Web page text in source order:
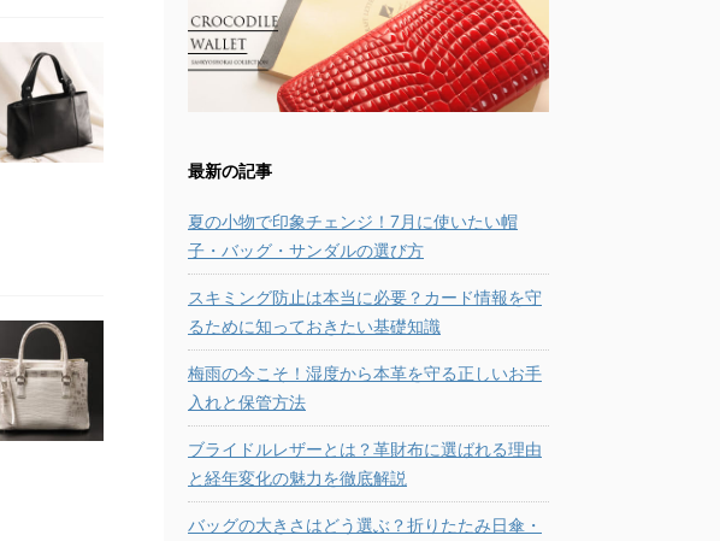
最新の記事
夏の小物で印象チェンジ！7月に使いたい帽
子・バッグ・サンダルの選び方
スキミング防止は本当に必要？カード情報を守
るために知っておきたい基礎知識
梅雨の今こそ！湿度から本革を守る正しいお手
入れと保管方法
ブライドルレザーとは？革財布に選ばれる理由
と経年変化の魅力を徹底解説
バッグの大きさはどう選ぶ？折りたたみ日傘・